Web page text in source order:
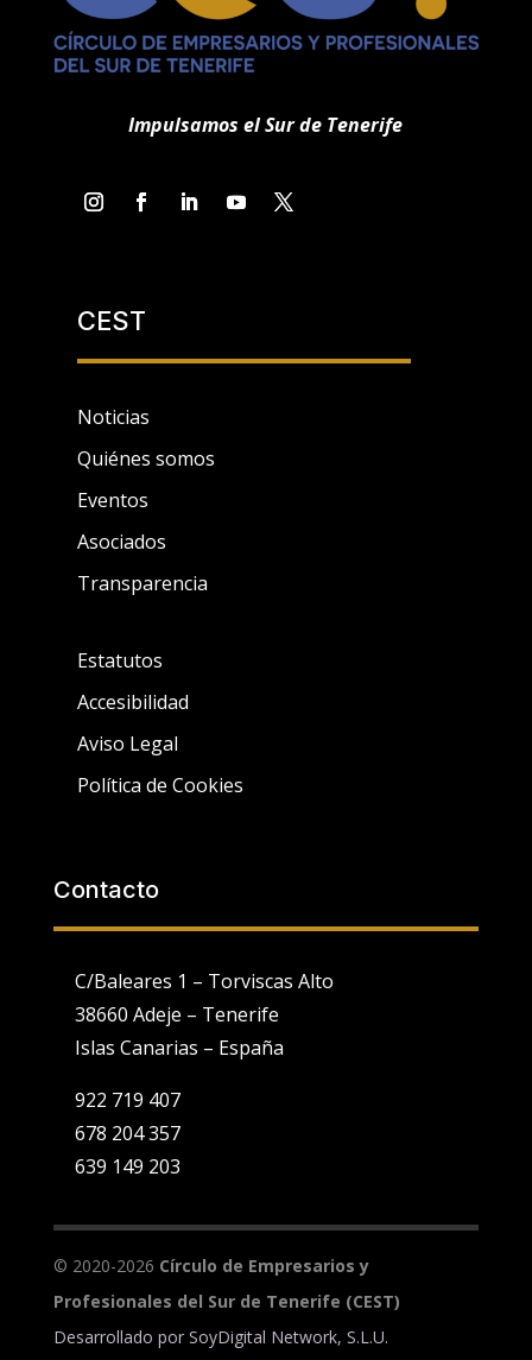
Impulsamos el Sur de Tenerife
CEST
Noticias
Quiénes somos
Eventos
Asociados
Transparencia
Estatutos
Accesibilidad
Aviso Legal
Política de Cookies
Contacto
C/Baleares 1 – Torviscas Alto
38660 Adeje – Tenerife
Islas Canarias – España
922 719 407
678 204 357
639 149 203
© 2020-2026 Círculo de Empresarios y
Profesionales del Sur de Tenerife (CEST)
Desarrollado por SoyDigital Network, S.L.U.
elaborado a partir de tus hábitos de navegación (por ejemplo,
rechazar la utilización de cookies indicándolo en el siguiente
selector:Configuración
Aceptar todo Rechazar todo Ajustes